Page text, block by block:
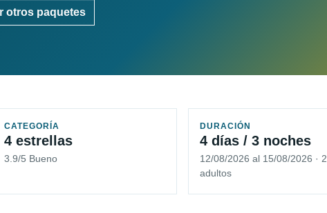
otros paquetes
CATEGORÍA
4 estrellas
3.9/5 Bueno
DURACIÓN
4 días / 3 noches
12/08/2026 al 15/08/2026 · 2
adultos